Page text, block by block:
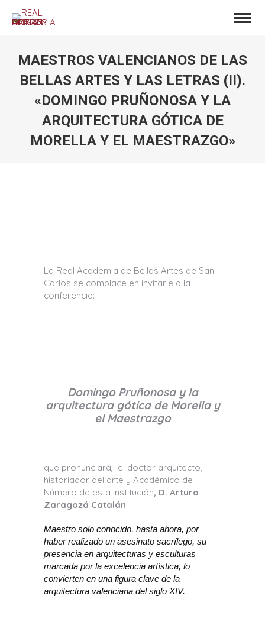
MAESTROS VALENCIANOS DE LAS
BELLAS ARTES Y LAS LETRAS (II).
«DOMINGO PRUÑONOSA Y LA
ARQUITECTURA GÓTICA DE
MORELLA Y EL MAESTRAZGO»
La Real Academia de Bellas Artes de San
Carlos se complace en invitarle a la
conferencia:
Domingo Pruñonosa y la
arquitectura gótica de Morella y
el Maestrazgo
que pronunciará, el doctor arquitecto,
historiador del arte y Académico de
Número de esta Institución, D. Arturo
Zaragozá Catalán
Maestro solo conocido, hasta ahora, por
haber realizado un asesinato sacrílego, su
presencia en arquitecturas y esculturas
marcada por la excelencia artística, lo
convierten en una figura clave de la
arquitectura valenciana del siglo XIV.